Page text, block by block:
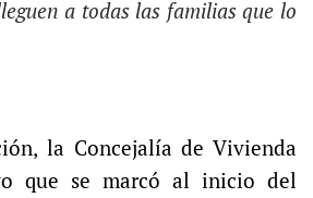
a todas las familias que lo
la Concejalía de Vivienda
que se marcó al inicio del